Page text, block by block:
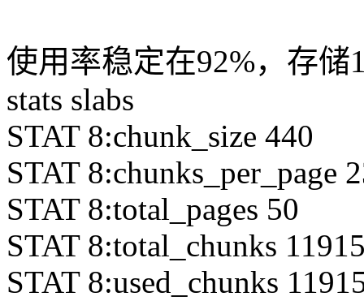
使用率稳定在92%，存储
stats slabs
STAT 8:chunk_size 440
STAT 8:chunks_per_page
STAT 8:total_pages 50
STAT 8:total_chunks
STAT 8:used_chunks